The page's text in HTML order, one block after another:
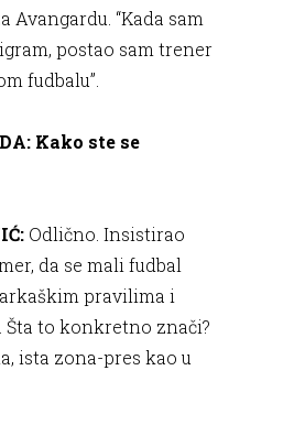
Avangardu. “Kada sam
postao sam trener
fudbalu”.
Kako ste se
Odlično. Insistirao
da se mali fudbal
pravilima i
to konkretno znači?
ista zona-pres kao u